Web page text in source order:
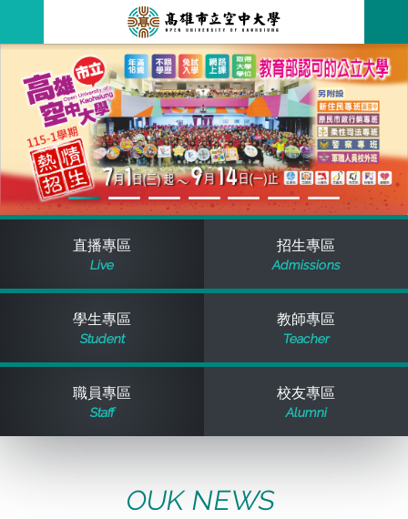
最新消息
全部公告
教務公告
學系公告
活動研習
招標徵才
歷史訊息
關於本校
空大簡介
立案證明
空大有利的學習條件
組織架構
環境設備
本校位置
資訊圖像化專區
校內分機(pdf)
活動花絮
行政單位
行政單位簡介
教務處註冊組
教務處課務組
學術單位
通識教育中心
工商管理學系
法律學系
其他好站
國內外開放課程
資訊相關法規
招生資訊
新生報名
在學資訊
直播專區
Live
招生專區
Admissions
學生專區
Student
教師專區
Teacher
職員專區
Staff
校友專區
Alumni
OUK NEWS